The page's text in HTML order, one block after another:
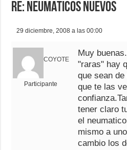
Re: NEUMATICOS NUEVOS
29 diciembre, 2008 a las 00:00
COYOTE
Participante
Muy
"raras" hay
que sean
que te las
tener claro
el
mismo a
cambio los